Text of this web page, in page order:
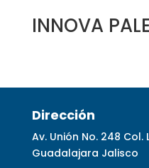
INNOVA
Dirección
Av. Unión No. 248 Col.
Guadalajara Jalisco